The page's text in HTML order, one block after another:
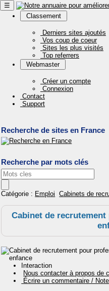
☰
Classement
Derniers sites ajoutés
Vos coup de coeur
Sites les plus visités
Top referrers
Webmaster
Créer un compte
Connexion
Contact
Support
Recherche de sites en France
Recherche par mots clés
Catégorie : Emploi Cabinets de
Cabinet de
Interaction
Nous contacter à propos de
Écrire un commentaire /